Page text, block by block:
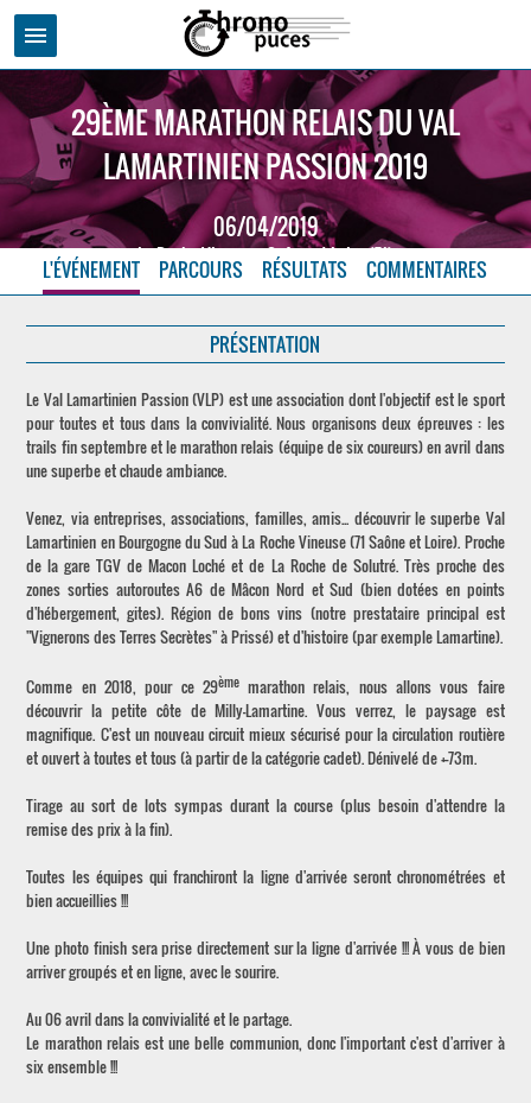
menu
29ÈME MARATHON RELAIS DU VAL
LAMARTINIEN PASSION 2019
06/04/2019
La Roche Vineuse - Saône et Loire (71)
L'ÉVÉNEMENT PARCOURS RÉSULTATS COMMENTAIRES
PRÉSENTATION
Le Val Lamartinien Passion (VLP) est une association dont l'objectif est le sport
pour toutes et tous dans la convivialité. Nous organisons deux épreuves : les
trails fin septembre et le marathon relais (équipe de six coureurs) en avril dans
une superbe et chaude ambiance.
Venez, via entreprises, associations, familles, amis... découvrir le superbe Val
Lamartinien en Bourgogne du Sud à La Roche Vineuse (71 Saône et Loire). Proche
de la gare TGV de Macon Loché et de La Roche de Solutré. Très proche des
zones sorties autoroutes A6 de Mâcon Nord et Sud (bien dotées en points
d'hébergement, gites). Région de bons vins (notre prestataire principal est
"Vignerons des Terres Secrètes" à Prissé) et d'histoire (par exemple Lamartine).
Comme en 2018, pour ce 29èmemarathon relais, nous allons vous faire
découvrir la petite côte de Milly-Lamartine. Vous verrez, le paysage est
magnifique. C'est un nouveau circuit mieux sécurisé pour la circulation routière
et ouvert à toutes et tous (à partir de la catégorie cadet). Dénivelé de +-73m.
Tirage au sort de lots sympas durant la course (plus besoin d'attendre la
remise des prix à la fin).
Toutes les équipes qui franchiront la ligne d'arrivée seront chronométrées et
bien accueillies !!!
Une photo finish sera prise directement sur la ligne d'arrivée !!! À vous de bien
arriver groupés et en ligne, avec le sourire.
Au 06 avril dans la convivialité et le partage.
Le marathon relais est une belle communion, donc l'important c'est d'arriver à
six ensemble !!!